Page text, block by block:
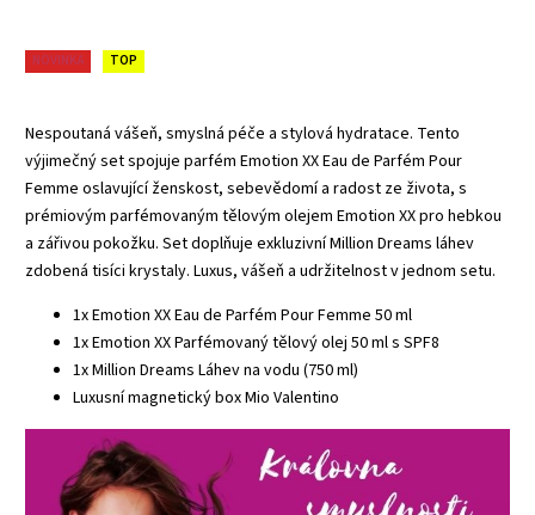
NOVINKA TOP
Nespoutaná vášeň, smyslná péče a stylová hydratace. Tento
výjimečný set spojuje parfém Emotion XX Eau de Parfém Pour
Femme oslavující ženskost, sebevědomí a radost ze života, s
prémiovým parfémovaným tělovým olejem Emotion XX pro hebkou
a zářivou pokožku. Set doplňuje exkluzivní Million Dreams láhev
zdobená tisíci krystaly. Luxus, vášeň a udržitelnost v jednom setu.
1x Emotion XX Eau de Parfém Pour Femme 50 ml
1x Emotion XX Parfémovaný tělový olej 50 ml s SPF8
1x Million Dreams Láhev na vodu (750 ml)
Luxusní magnetický box Mio Valentino